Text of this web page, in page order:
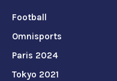
Football
Omnisports
Paris 2024
Tokyo 2021